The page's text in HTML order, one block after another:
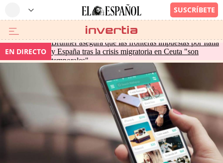
EN DIRECTO
Brunner asegura que las fronteras impuestas por Italia
y España tras la crisis migratoria en Ceuta "son
temporales"